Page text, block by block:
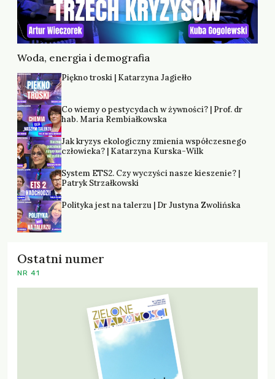
Woda, energia i demografia
Piękno troski | Katarzyna Jagiełło
Co wiemy o pestycydach w żywności? | Prof. dr
hab. Maria Rembiałkowska
Jak kryzys ekologiczny zmienia współczesnego
człowieka? | Katarzyna Kurska-Wilk
System ETS2. Czy wyczyści nasze kieszenie? |
Patryk Strzałkowski
Polityka jest na talerzu | Dr Justyna Zwolińska
Ostatni numer
NR 41